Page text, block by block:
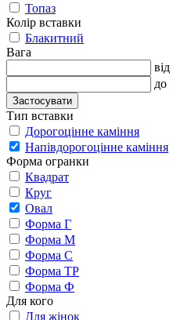
Топаз
Колір вставки
Блакитний
Вага
від
до
Застосувати
Тип вставки
Дорогоцінне каміння
Напівдорогоцінне каміння
Форма огранки
Квадрат
Круг
Овал
Форма Г
Форма М
Форма С
Форма ТР
Форма Ф
Для кого
Для жінок